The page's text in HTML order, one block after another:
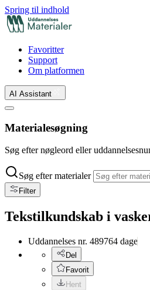
Spring til indhold
Favoritter
Support
Om platformen
AI Assistant
Materialesøgning
Søg efter nøgleord eller
Søg efter materialer
Filter
Tekstilkundskab i
Uddannelses nr. 489764 dage
Del
Favorit
Hent